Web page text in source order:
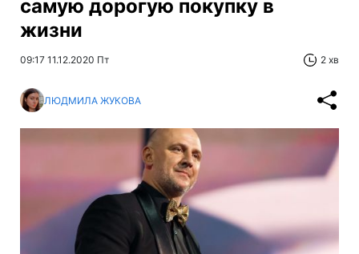
самую дорогую покупку в
жизни
09:17 11.12.2020 Пт 2 хв
ЛЮДМИЛА ЖУКОВА